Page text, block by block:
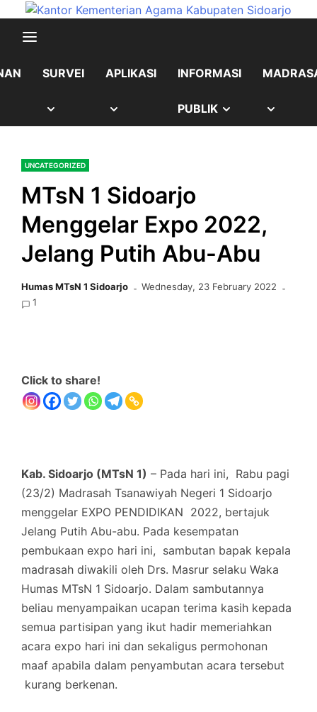
content
content
SURVEI APLIKASI INFORMASI
PUBLIK SHOW
UNCATEGORIZED
MTsN 1 Sidoarjo
Menggelar Expo 2022,
Jelang Putih Abu-Abu
Humas MTsN 1 Sidoarjo
Wednesday, 23 February 2022
1
Click to share!
Kab. Sidoarjo (MTsN 1) – Pada hari ini, Rabu pagi
(23/2) Madrasah Tsanawiyah Negeri 1 Sidoarjo
menggelar EXPO PENDIDIKAN 2022, bertajuk
Jelang Putih Abu-abu. Pada kesempatan
pembukaan expo hari ini, sambutan bapak kepala
madrasah diwakili oleh Drs. Masrur selaku Waka
Humas MTsN 1 Sidoarjo. Dalam sambutannya
beliau menyampaikan ucapan terima kasih kepada
semua partisipan yang ikut hadir memeriahkan
acara expo hari ini dan sekaligus permohonan
maaf apabila dalam penyambutan acara tersebut
kurang berkenan.